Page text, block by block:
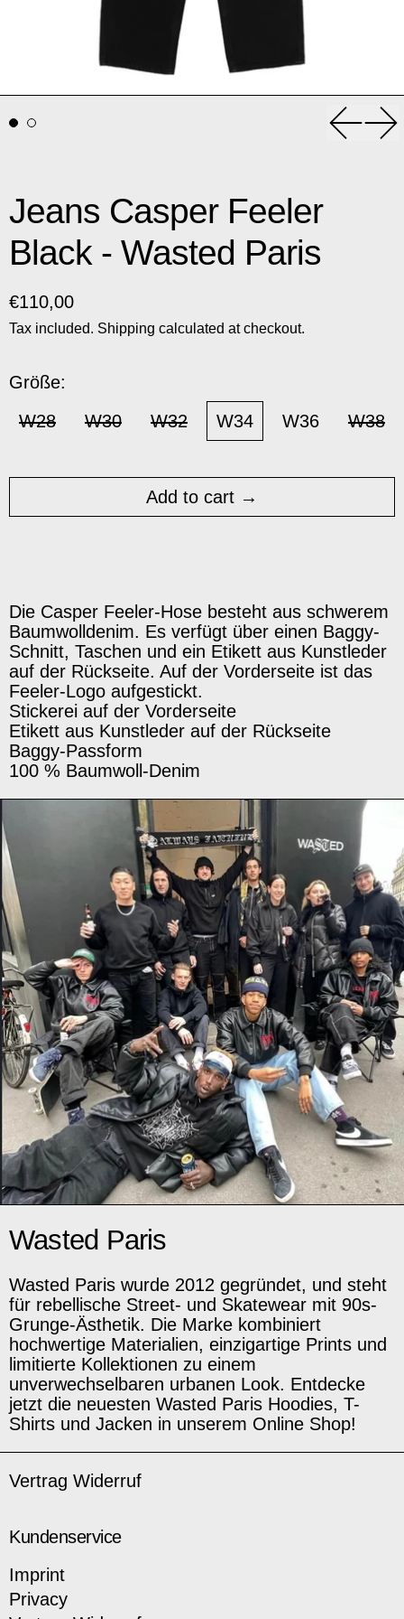
Jeans Casper Feeler
Black - Wasted Paris
Regular price
€110,00
Tax included. Shipping calculated at checkout.
Größe:
W28
W30 W32 W34 W36 W38
Add to cart
Die Casper Feeler-Hose besteht aus schwerem
Baumwolldenim. Es verfügt über einen Baggy-
Schnitt, Taschen und ein Etikett aus Kunstleder
auf der Rückseite. Auf der Vorderseite ist das
Feeler-Logo aufgestickt.
Stickerei auf der Vorderseite
Etikett aus Kunstleder auf der Rückseite
Baggy-Passform
100 % Baumwoll-Denim
Wasted Paris
Wasted Paris wurde 2012 gegründet, und steht
für rebellische Street- und Skatewear mit 90s-
Grunge-Ästhetik. Die Marke kombiniert
hochwertige Materialien, einzigartige Prints und
limitierte Kollektionen zu einem
unverwechselbaren urbanen Look. Entdecke
jetzt die neuesten Wasted Paris Hoodies, T-
Shirts und Jacken in unserem Online Shop!
Vertrag Widerruf
Kundenservice
Imprint
Privacy